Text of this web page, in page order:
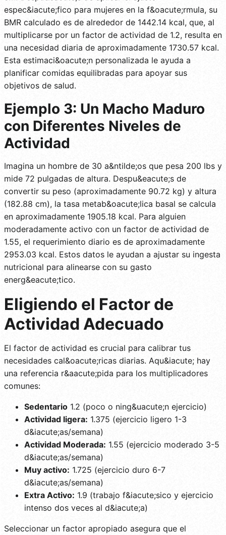
espec&iacute;fico para mujeres en la f&oacute;rmula, su
BMR calculado es de alrededor de 1442.14 kcal, que, al
multiplicarse por un factor de actividad de 1.2, resulta en
una necesidad diaria de aproximadamente 1730.57 kcal.
Esta estimaci&oacute;n personalizada le ayuda a
planificar comidas equilibradas para apoyar sus
objetivos de salud.
Ejemplo 3: Un Macho Maduro
con Diferentes Niveles de
Actividad
Imagina un hombre de 30 a&ntilde;os que pesa 200 lbs y
mide 72 pulgadas de altura. Despu&eacute;s de
convertir su peso (aproximadamente 90.72 kg) y altura
(182.88 cm), la tasa metab&oacute;lica basal se calcula
en aproximadamente 1905.18 kcal. Para alguien
moderadamente activo con un factor de actividad de
1.55, el requerimiento diario es de aproximadamente
2953.03 kcal. Estos datos le ayudan a ajustar su ingesta
nutricional para alinearse con su gasto
energ&eacute;tico.
Eligiendo el Factor de
Actividad Adecuado
El factor de actividad es crucial para calibrar tus
necesidades cal&oacute;ricas diarias. Aqu&iacute; hay
una referencia r&aacute;pida para los multiplicadores
comunes:
Sedentario 1.2 (poco o ning&uacute;n ejercicio)
Actividad ligera: 1.375 (ejercicio ligero 1-3
d&iacute;as/semana)
Actividad Moderada: 1.55 (ejercicio moderado 3-5
d&iacute;as/semana)
Muy activo: 1.725 (ejercicio duro 6-7
d&iacute;as/semana)
Extra Activo: 1.9 (trabajo f&iacute;sico y ejercicio
intenso dos veces al d&iacute;a)
Seleccionar un factor apropiado asegura que el